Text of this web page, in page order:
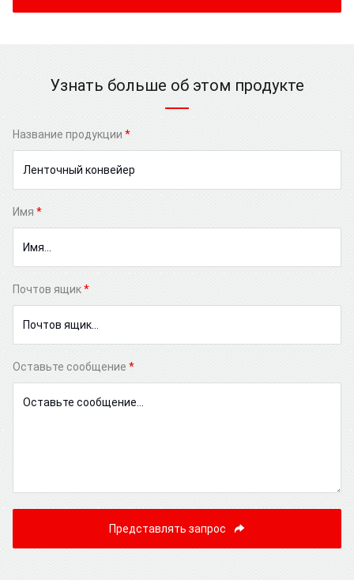
Узнать больше об этом продукте
Название продукции *
Имя *
Почтов ящик*
Оставьте сообщение *
Представлять запрос